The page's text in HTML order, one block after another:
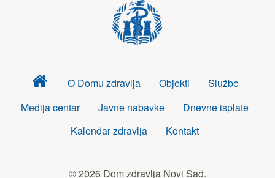
Dom
zdravlja
O Domu zdravlja Objekti
Službe
Medija centar
Javne nabavke
Dnevne isplate
Kalendar zdravlja
Kontakt
© 2026 Dom zdravlja Novi Sad.